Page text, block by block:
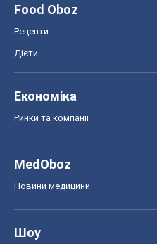
Food Oboz
Рецепти
Дієти
Економіка
Ринки та компанії
MedOboz
Новини медицини
Шоу